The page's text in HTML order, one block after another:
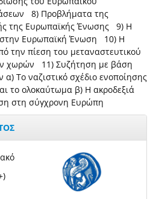
8) Προβλήματα της
της Ευρωπαϊκής Ένωσης 9) Η
στην Ευρωπαϊκή Ένωση 10) H
την πίεση του μεταναστευτικού
χωρών 11) Συζήτηση με βάση
Το ναζιστικό σχέδιο ενοποίησης
το ολοκαύτωμα β) Η ακροδεξιά
στη σύγχρονη Ευρώπη